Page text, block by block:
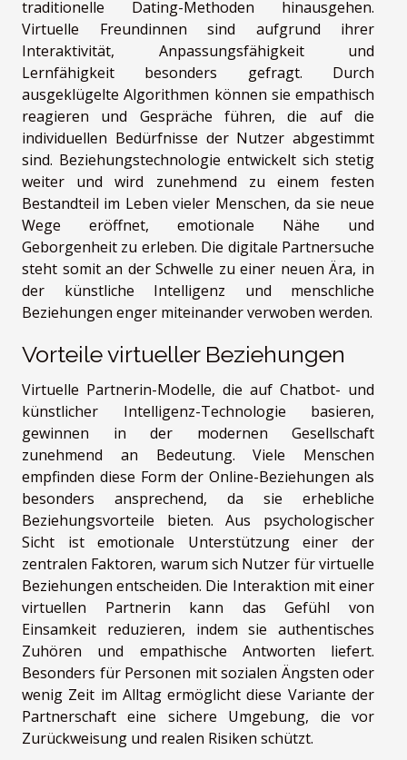
traditionelle Dating-Methoden hinausgehen.
Virtuelle Freundinnen sind aufgrund ihrer
Interaktivität, Anpassungsfähigkeit und
Lernfähigkeit besonders gefragt. Durch
ausgeklügelte Algorithmen können sie empathisch
reagieren und Gespräche führen, die auf die
individuellen Bedürfnisse der Nutzer abgestimmt
sind. Beziehungstechnologie entwickelt sich stetig
weiter und wird zunehmend zu einem festen
Bestandteil im Leben vieler Menschen, da sie neue
Wege eröffnet, emotionale Nähe und
Geborgenheit zu erleben. Die digitale Partnersuche
steht somit an der Schwelle zu einer neuen Ära, in
der künstliche Intelligenz und menschliche
Beziehungen enger miteinander verwoben werden.
Vorteile virtueller Beziehungen
Virtuelle Partnerin-Modelle, die auf Chatbot- und
künstlicher Intelligenz-Technologie basieren,
gewinnen in der modernen Gesellschaft
zunehmend an Bedeutung. Viele Menschen
empfinden diese Form der Online-Beziehungen als
besonders ansprechend, da sie erhebliche
Beziehungsvorteile bieten. Aus psychologischer
Sicht ist emotionale Unterstützung einer der
zentralen Faktoren, warum sich Nutzer für virtuelle
Beziehungen entscheiden. Die Interaktion mit einer
virtuellen Partnerin kann das Gefühl von
Einsamkeit reduzieren, indem sie authentisches
Zuhören und empathische Antworten liefert.
Besonders für Personen mit sozialen Ängsten oder
wenig Zeit im Alltag ermöglicht diese Variante der
Partnerschaft eine sichere Umgebung, die vor
Zurückweisung und realen Risiken schützt.